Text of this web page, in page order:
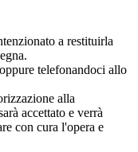
a restituirla
oppure telefonandoci allo
alla
accettato e verrà
con cura l'opera e